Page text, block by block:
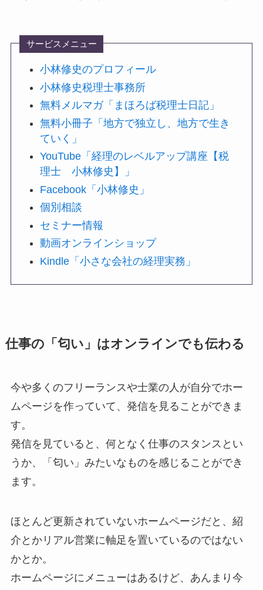
サービスメニュー
小林修史のプロフィール
小林修史税理士事務所
無料メルマガ「まほろば税理士日記」
無料小冊子「地方で独立し、地方で生き
ていく」
YouTube「経理のレベルアップ講座【税
理士 小林修史】」
Facebook「小林修史」
個別相談
セミナー情報
動画オンラインショップ
Kindle「小さな会社の経理実務」
仕事の「匂い」はオンラインでも伝わる
今や多くのフリーランスや士業の人が自分でホー
ムページを作っていて、発信を見ることができま
す。
発信を見ていると、何となく仕事のスタンスとい
うか、「匂い」みたいなものを感じることができ
ます。
ほとんど更新されていないホームページだと、紹
介とかリアル営業に軸足を置いているのではない
かとか。
ホームページにメニューはあるけど、あんまり今